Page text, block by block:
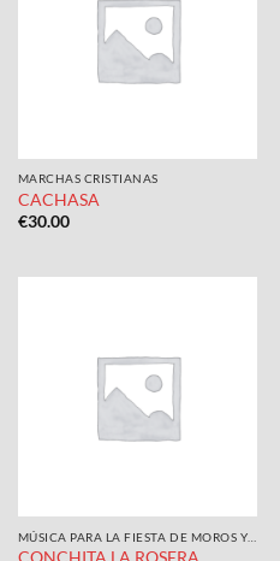
MARCHAS CRISTIANAS
CACHASA
€30.00